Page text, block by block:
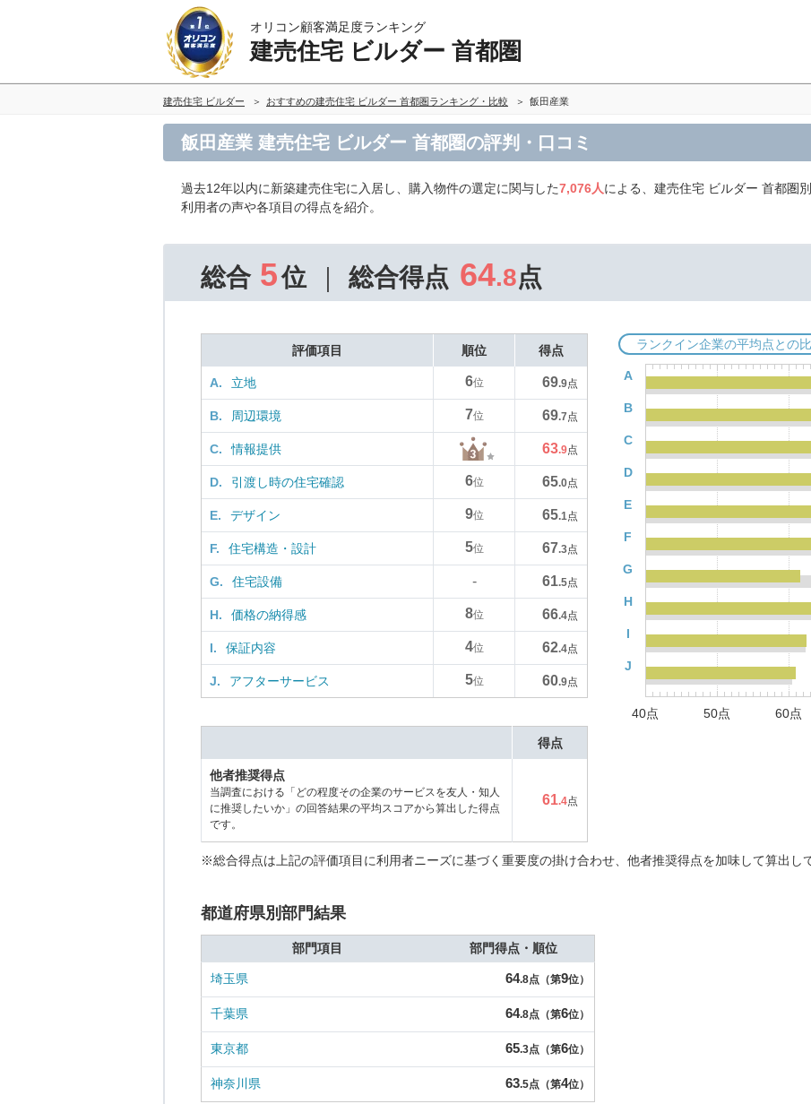
オリコン顧客満足度ランキング
建売住宅 ビルダー 首都圏
建売住宅 ビルダー おすすめの建売住宅 ビルダー 首都圏ランキング・比較 飯田産業
飯田産業 建売住宅 ビルダー 首都圏の評判・口コミ
過去12年以内に新築建売住宅に入居し、購入物件の選定に関与した7,076人による、建売住宅 ビルダー 首都圏
利用者の声や各項目の得点を紹介。
総合 5位 総合得点 64.8点
評価項目 順位 得点
A. 立地 6位 69.9点
B. 周辺環境 7位 69.7点
C. 情報提供 63.9点
D. 引渡し時の住宅確認 6位 65.0点
E. デザイン 9位 65.1点
F. 住宅構造・設計 5位 67.3点
G. 住宅設備 - 61.5点
H. 価格の納得感 8位 66.4点
I. 保証内容 4位 62.4点
J. アフターサービス 5位 60.9点
ランクイン企業の平均点との
A
B
C
D
E
F
G
H
I
J
40点 50点 60点
得点
他者推奨得点
当調査における「どの程度その企業のサービスを友人・知人
に推奨したいか」の回答結果の平均スコアから算出した得点
です。
61.4点
※総合得点は上記の評価項目に利用者ニーズに基づく重要度の掛け合わせ、他者推奨得点を加味して算出し
都道府県別部門結果
部門項目 部門得点・順位
埼玉県 64.8点（第9位）
千葉県 64.8点（第6位）
東京都 65.3点（第6位）
神奈川県 63.5点（第4位）